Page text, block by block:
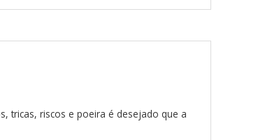
tricas, riscos e poeira é desejado que a